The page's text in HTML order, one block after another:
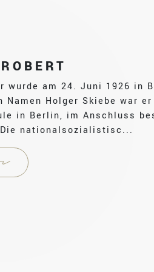
wurde am 24. Juni 1926 in
Namen Holger Skiebe war
in Berlin, im Anschluss
nationalsozialistisc...